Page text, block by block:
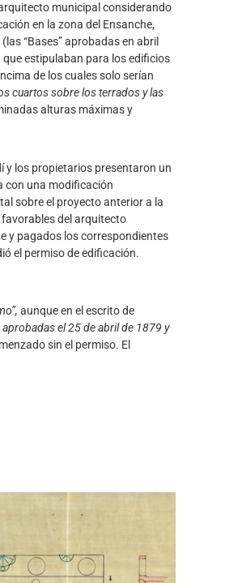
municipal considerando
en la zona del Ensanche,
“Bases” aprobadas en abril
estipulaban para los edificios
de los cuales solo serían
cuartos sobre los terrados y las
alturas máximas y
y los propietarios presentaron un
con una modificación
sobre el proyecto anterior a la
del arquitecto
y pagados los correspondientes
el permiso de edificación.
aunque en el escrito de
el 25 de abril de 1879 y
sin el permiso. El